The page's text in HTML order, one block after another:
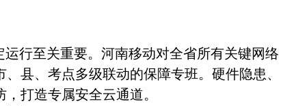
行至关重要。河南移动对全省所有关键网络
县、考点多级联动的保障专班。硬件隐患、
打造专属安全云通道。